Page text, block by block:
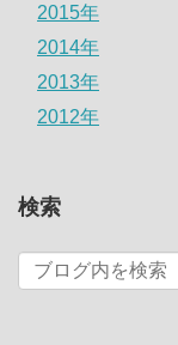
2015年
2014年
2013年
2012年
検索